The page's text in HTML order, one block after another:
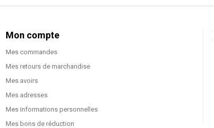
Mon compte
Mes commandes
Mes retours de marchandise
Mes avoirs
Mes adresses
Mes informations personnelles
Mes bons de réduction